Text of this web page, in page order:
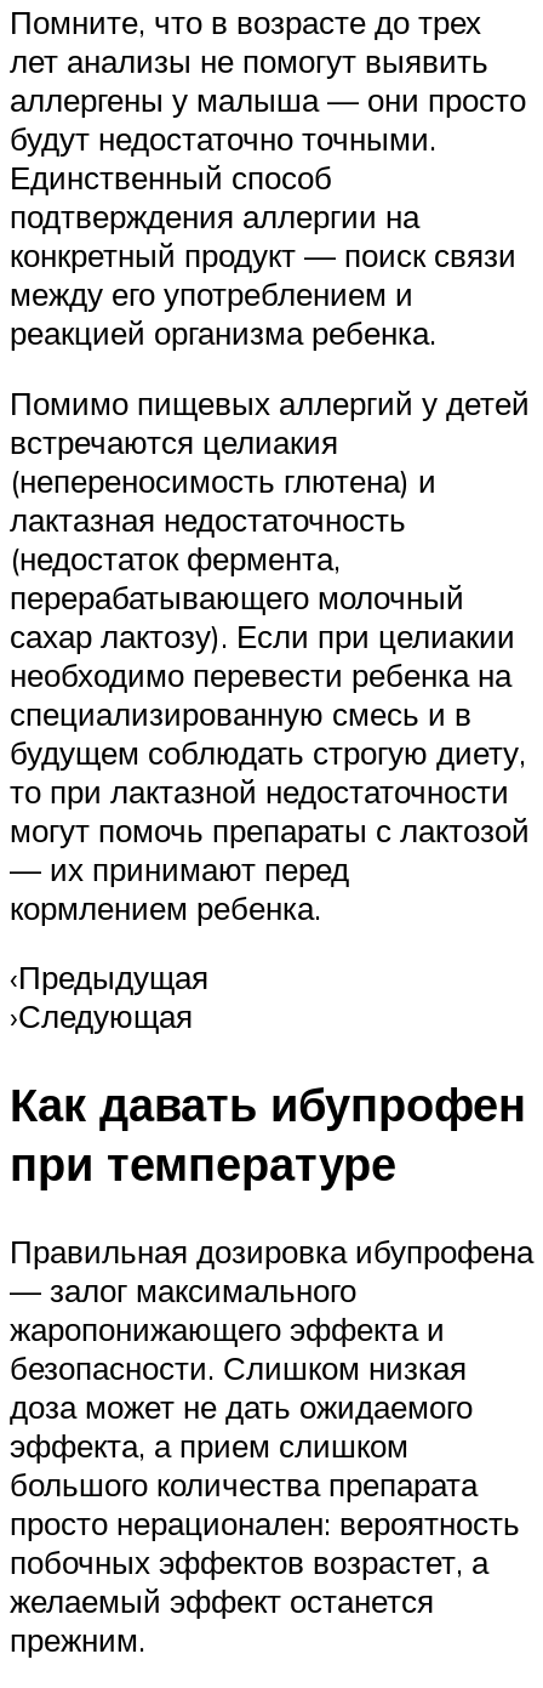
Помните, что в возрасте до трех
лет анализы не помогут выявить
аллергены у малыша — они просто
будут недостаточно точными.
Единственный способ
подтверждения аллергии на
конкретный продукт — поиск связи
между его употреблением и
реакцией организма ребенка.
Помимо пищевых аллергий у детей
встречаются целиакия
(непереносимость глютена) и
лактазная недостаточность
(недостаток фермента,
перерабатывающего молочный
сахар лактозу). Если при целиакии
необходимо перевести ребенка на
специализированную смесь и в
будущем соблюдать строгую диету,
то при лактазной недостаточности
могут помочь препараты с лактозой
— их принимают перед
кормлением ребенка.
‹Предыдущая
›Следующая
Как давать ибупрофен
при температуре
Правильная дозировка ибупрофена
— залог максимального
жаропонижающего эффекта и
безопасности. Слишком низкая
доза может не дать ожидаемого
эффекта, а прием слишком
большого количества препарата
просто нерационален: вероятность
побочных эффектов возрастет, а
желаемый эффект останется
прежним.